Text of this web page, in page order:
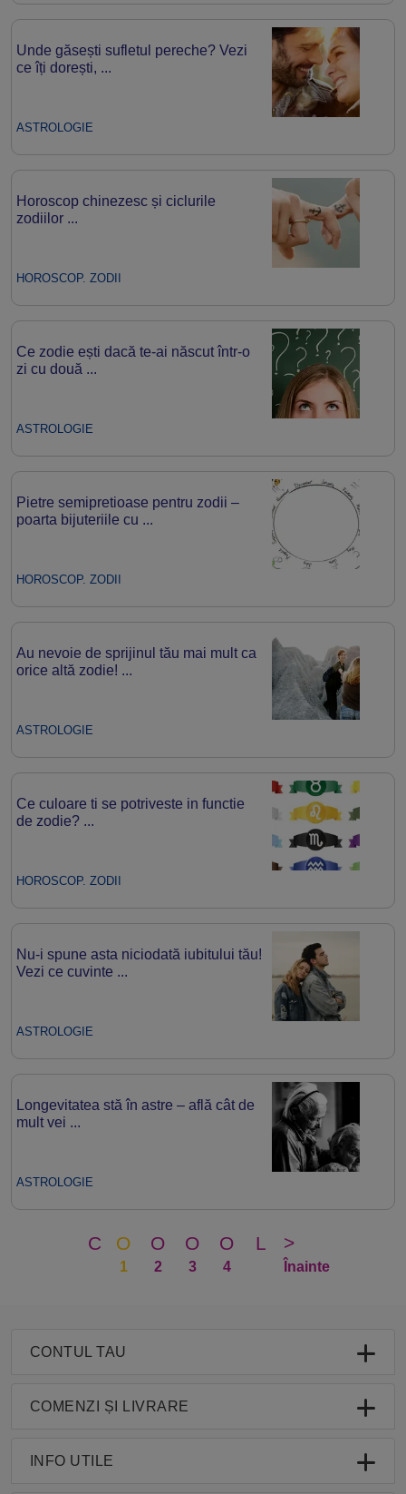
Unde găsești sufletul pereche? Vezi
ce îți dorești, ...
ASTROLOGIE
Horoscop chinezesc și ciclurile
zodiilor ...
HOROSCOP. ZODII
Ce zodie ești dacă te-ai născut într-o
zi cu două ...
ASTROLOGIE
Pietre semipretioase pentru zodii –
poarta bijuteriile cu ...
HOROSCOP. ZODII
Au nevoie de sprijinul tău mai mult ca
orice altă zodie! ...
ASTROLOGIE
Ce culoare ti se potriveste in functie
de zodie? ...
HOROSCOP. ZODII
Nu-i spune asta niciodată iubitului tău!
Vezi ce cuvinte ...
ASTROLOGIE
Longevitatea stă în astre – află cât de
mult vei ...
ASTROLOGIE
C O
1
O
2
O
3
O
4
L >
Înainte
CONTUL TAU
COMENZI ȘI LIVRARE
INFO UTILE